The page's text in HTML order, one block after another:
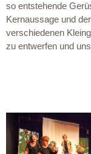
so entstehende
Kernaussage und
verschiedenen
zu entwerfen und